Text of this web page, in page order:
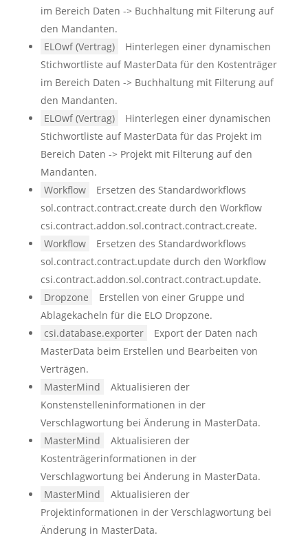
im Bereich Daten -> Buchhaltung mit Filterung auf
den Mandanten.
ELOwf (Vertrag)
Hinterlegen einer dynamischen
Stichwortliste auf MasterData für den Kostenträger
im Bereich Daten -> Buchhaltung mit Filterung auf
den Mandanten.
ELOwf (Vertrag)
Hinterlegen einer dynamischen
Stichwortliste auf MasterData für das Projekt im
Bereich Daten -> Projekt mit Filterung auf den
Mandanten.
Workflow
Ersetzen des Standardworkflows
sol.contract.contract.create durch den Workflow
csi.contract.addon.sol.contract.contract.create.
Workflow
Ersetzen des Standardworkflows
sol.contract.contract.update durch den Workflow
csi.contract.addon.sol.contract.contract.update.
Dropzone
Erstellen von einer Gruppe und
Ablagekacheln für die ELO Dropzone.
csi.database.exporter
Export der Daten nach
MasterData beim Erstellen und Bearbeiten von
Verträgen.
MasterMind
Aktualisieren der
Konstenstelleninformationen in der
Verschlagwortung bei Änderung in MasterData.
MasterMind
Aktualisieren der
Kostenträgerinformationen in der
Verschlagwortung bei Änderung in MasterData.
MasterMind
Aktualisieren der
Projektinformationen in der Verschlagwortung bei
Änderung in MasterData.